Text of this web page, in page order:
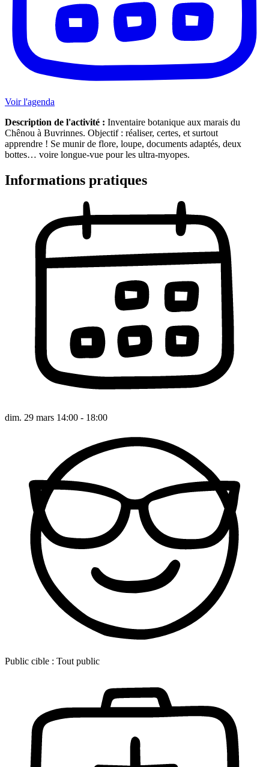
Voir l'agenda
Description de l'activité : Inventaire botanique aux marais du
Chênou à Buvrinnes. Objectif : réaliser, certes, et surtout
apprendre ! Se munir de flore, loupe, documents adaptés, deux
bottes… voire longue-vue pour les ultra-myopes.
Informations pratiques
dim. 29 mars 14:00 - 18:00
Public cible : Tout public